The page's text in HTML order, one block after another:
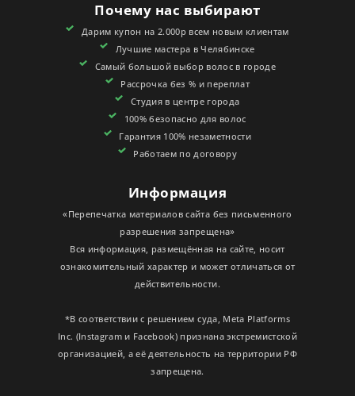
КОНТАКТЫ
СЕРТИФИКАТЫ
Почему нас выбирают
Дарим купон на 2.000р всем новым клиентам
Лучшие мастера в Челябинске
Самый большой выбор волос в городе
Рассрочка без % и переплат
Студия в центре города
100% безопасно для волос
Гарантия 100% незаметности
Работаем по договору
Информация
«Перепечатка материалов сайта без письменного
разрешения запрещена»
Вся информация, размещённая на сайте, носит
ознакомительный характер и может отличаться от
действительности.
*В соответствии с решением суда, Meta Platforms
Inc. (Instagram и Facebook) признана экстремистской
организацией, а её деятельность на территории РФ
запрещена.